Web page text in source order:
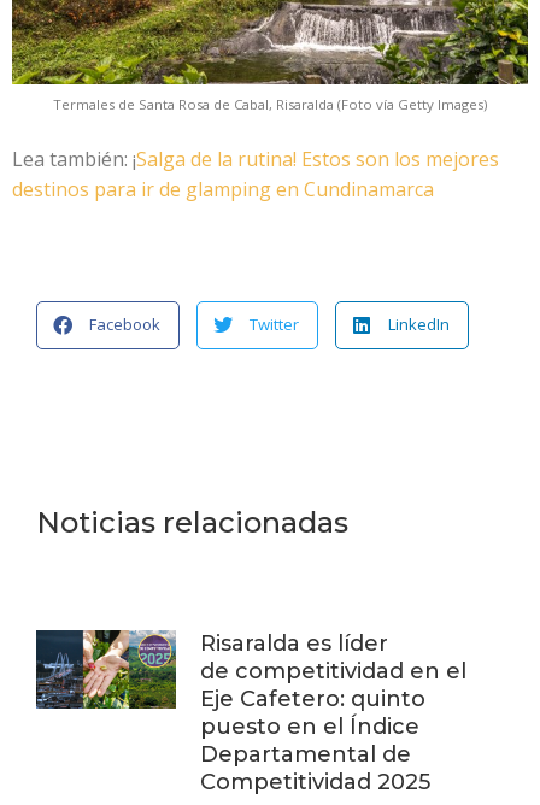
Termales de Santa Rosa de Cabal, Risaralda (Foto vía Getty Images)
Lea también: ¡Salga de la rutina! Estos son los mejores
destinos para ir de glamping en Cundinamarca
Facebook Twitter LinkedIn
Noticias relacionadas
Risaralda es líder
de competitividad en el
Eje Cafetero: quinto
puesto en el Índice
Departamental de
Competitividad 2025